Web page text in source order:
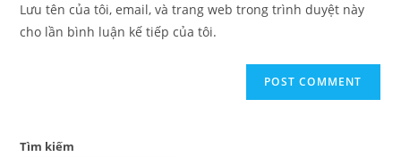
Lưu tên của tôi, email, và trang web trong trình duyệt này
cho lần bình luận kế tiếp của tôi.
Tìm kiếm